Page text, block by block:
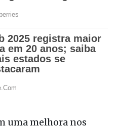
uma melhora nos